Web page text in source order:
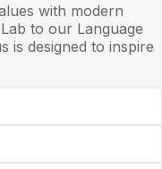
with modern
to our Language
is designed to inspire